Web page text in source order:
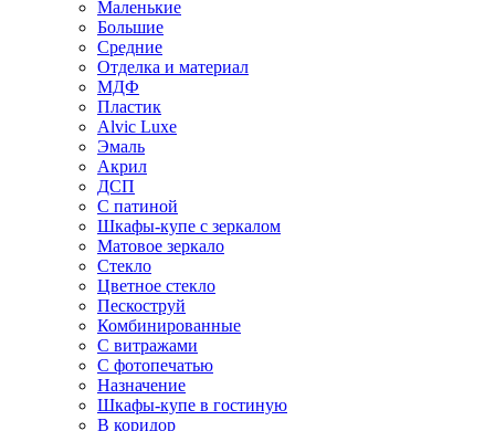
Маленькие
Большие
Средние
Отделка и материал
МДФ
Пластик
Alvic Luxe
Эмаль
Акрил
ДСП
С патиной
Шкафы-купе с зеркалом
Матовое зеркало
Стекло
Цветное стекло
Пескоструй
Комбинированные
С витражами
С фотопечатью
Назначение
Шкафы-купе в гостиную
В коридор